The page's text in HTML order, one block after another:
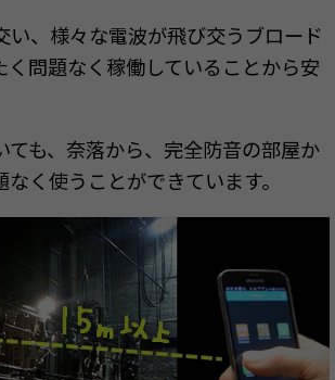
い、様々な電波が飛び交うブロード
く問題なく稼働していることから安
ても、奈落から、完全防音の部屋か
く使うことができています。